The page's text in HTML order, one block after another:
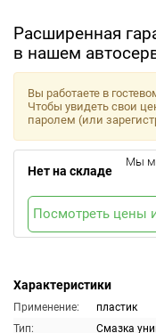
Расширенная
в нашем
Характеристики
Применение:
пластик
Тип:
Смазка
Вы работаете в
Чтобы увидеть свои
паролем (или
Нет на складе
Мы
Посмотреть цены